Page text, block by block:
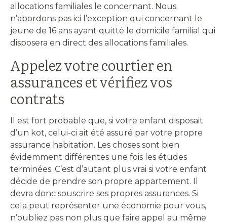
allocations familiales le concernant. Nous
n’abordons pas ici l’exception qui concernant le
jeune de 16 ans ayant quitté le domicile familial qui
disposera en direct des allocations familiales.
Appelez votre courtier en
assurances et vérifiez vos
contrats
Il est fort probable que, si votre enfant disposait
d’un kot, celui-ci ait été assuré par votre propre
assurance habitation. Les choses sont bien
évidemment différentes une fois les études
terminées. C’est d’autant plus vrai si votre enfant
décide de prendre son propre appartement. Il
devra donc souscrire ses propres assurances. Si
cela peut représenter une économie pour vous,
n’oubliez pas non plus que faire appel au même